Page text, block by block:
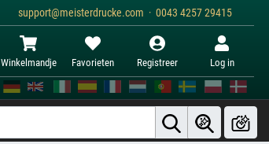
support@meisterdrucke.com · 0043 4257 29415
Winkelmandje Favorieten Registreer Log in